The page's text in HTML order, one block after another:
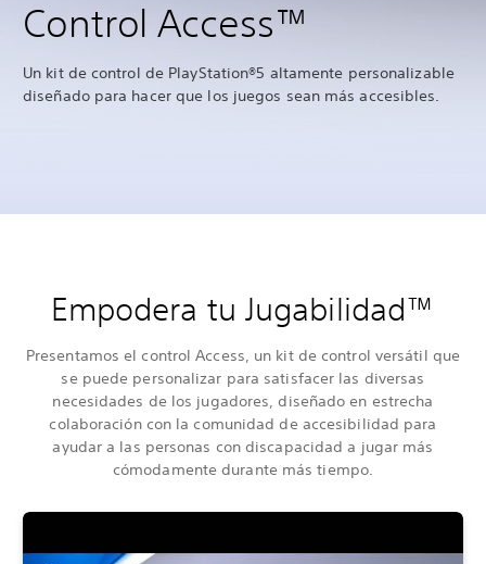
Control Access™
Un kit de control de PlayStation®5 altamente personalizable
diseñado para hacer que los juegos sean más accesibles.
Empodera tu Jugabilidad™
Presentamos el control Access, un kit de control versátil que
se puede personalizar para satisfacer las diversas
necesidades de los jugadores, diseñado en estrecha
colaboración con la comunidad de accesibilidad para
ayudar a las personas con discapacidad a jugar más
cómodamente durante más tiempo.